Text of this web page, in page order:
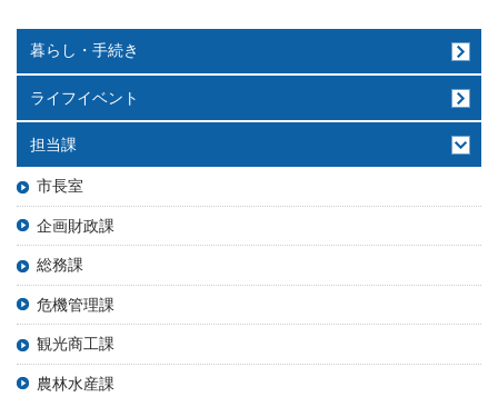
暮らし・手続き
ライフイベント
担当課
市長室
企画財政課
総務課
危機管理課
観光商工課
農林水産課